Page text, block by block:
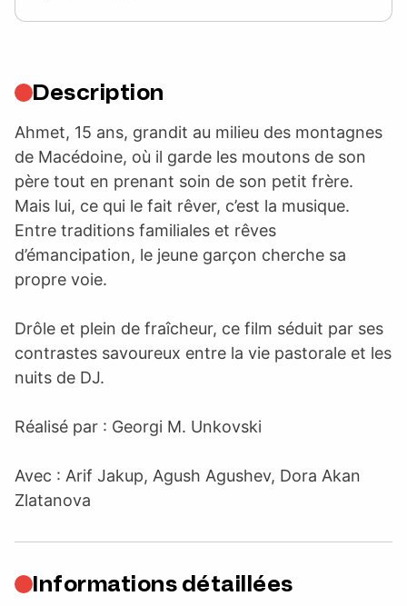
Description
Ahmet, 15 ans, grandit au milieu des montagnes
de Macédoine, où il garde les moutons de son
père tout en prenant soin de son petit frère.
Mais lui, ce qui le fait rêver, c’est la musique.
Entre traditions familiales et rêves
d’émancipation, le jeune garçon cherche sa
propre voie.
Drôle et plein de fraîcheur, ce film séduit par ses
contrastes savoureux entre la vie pastorale et les
nuits de DJ.
Réalisé par : Georgi M. Unkovski
Avec : Arif Jakup, Agush Agushev, Dora Akan
Zlatanova
Informations détaillées